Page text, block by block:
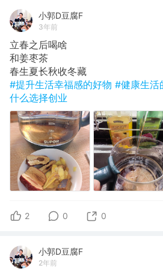
小郭D豆腐F
3年前
立春之后喝啥
​和姜枣茶
春生夏长秋收冬藏
#提升生活幸福感的好物 #健康生活
什么选择创业
2 0 0
小郭D豆腐F
2年前